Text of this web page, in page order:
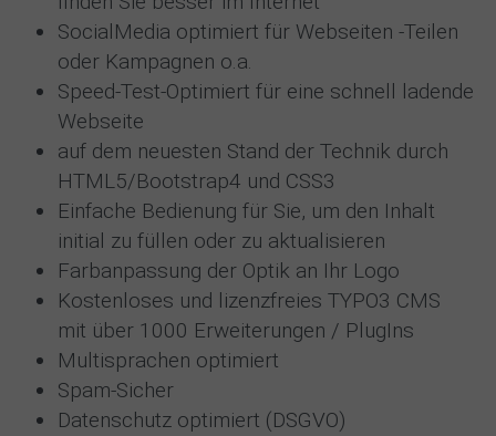
SocialMedia optimiert für Webseiten -Teilen
oder Kampagnen o.a.
Speed-Test-Optimiert für eine schnell ladende
Webseite
auf dem neuesten Stand der Technik durch
HTML5/Bootstrap4 und CSS3
Einfache Bedienung für Sie, um den Inhalt
initial zu füllen oder zu aktualisieren
Farbanpassung der Optik an Ihr Logo
Kostenloses und lizenzfreies TYPO3 CMS
mit über 1000 Erweiterungen / PlugIns
Multisprachen optimiert
Spam-Sicher
Datenschutz optimiert (DSGVO)